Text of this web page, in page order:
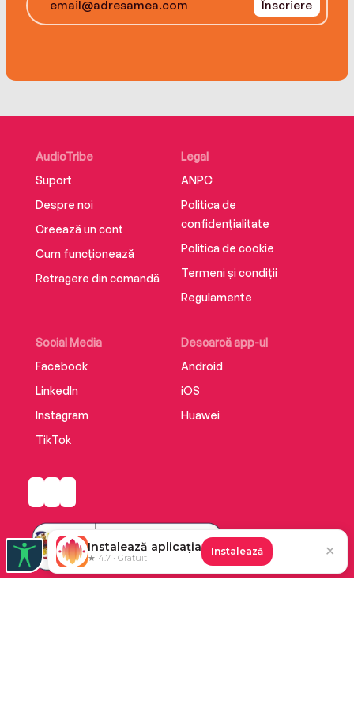
Înscriere
AudioTribe
Suport
Despre noi
Creează un cont
Cum funcționează
Retragere din comandă
Social Media
Facebook
LinkedIn
Instagram
TikTok
Descarcă app-ul
Android
iOS
Huawei
Legal
ANPC
Politica de
confidențialitate
Politica de cookie
Termeni și condiții
Regulamente
Instalează aplicația
★ 4.7 · Gratuit
Instalează ✕